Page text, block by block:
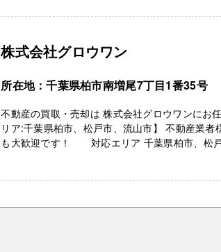
株式会社グロウワン
所在地：千葉県柏市南増尾7丁目1番35号
不動産の買取・売却は 株式会社グロウワンに
リア:千葉県柏市、松戸市、流山市】 不動産業
も大歓迎です！ 対応エリア 千葉県柏市、松